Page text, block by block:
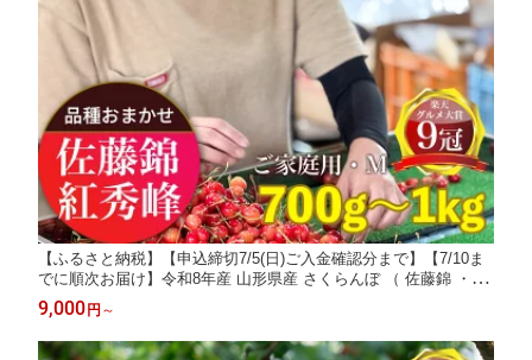
【ふるさと納税】【申込締切7/5(日)ご入金確認分まで】【7/10ま
でに順次お届け】令和8年産 山形県産 さくらんぼ （ 佐藤錦 ・ 紅
秀峰 ） ※不在日連絡は備考欄にて※ ご家庭用 M以上 選べる 700
g ・ 1kg 【2026年6月下旬から7月上旬発送】 山形県 果物 フルー
ツ 夏 送料無料
9,000 円 ～